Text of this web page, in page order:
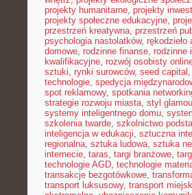
projekty humanitarne, projekty
projekty społeczne edukacyjne,
przestrzeń kreatywna, przestrzeń
psychologia nastolatków,
domowe, rodzinne finanse, rodzinne
kwalifikacyjne, rozwój osobisty
sztuki, rynki surowców, seed capital ,
technologie, spedycja
spot reklamowy, spotkania
strategie rozwoju miasta, styl
systemy inteligentnego domu,
szkolenia twarde, szkolnictwo
inteligencja w edukacji, sztuczna
regionalna, sztuka ludowa, sztuka
internecie, taras, targi branżowe,
technologie AGD, technologie
transakcje bezgotówkowe,
transport luksusowy, transport